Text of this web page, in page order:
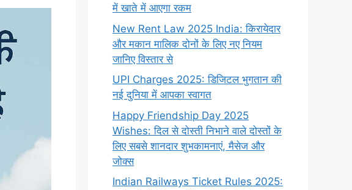
में खाते में आएगा रकम
New Rent Law 2025 India: किरायेदार
और मकान मालिक दोनों के लिए नए नियम
जानिए विस्तार से
UPI Charges 2025: डिजिटल भुगतान की
नई दुनिया में आपका स्वागत
Happy Friendship Day 2025
Wishes: दिल से दोस्ती निभाने वाले दोस्‍तों के
लिए सबसे शानदार शुभकामनाएं, मैसेज और
जोक्स
Indian Railways Ticket Rules 2025: